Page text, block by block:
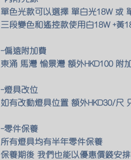
單色光款可以選擇 單白光18W 或
三段變色和遙控款使用白18W +黃
-偏遠附加費
東涌 馬灣 愉景灣 額外HKD100 附
-燈具改位
如有改動燈具位置 額外HKD30/尺
-零件保養
所有燈具均有半年零件保養
保養期後 我們也能以優惠價錢安